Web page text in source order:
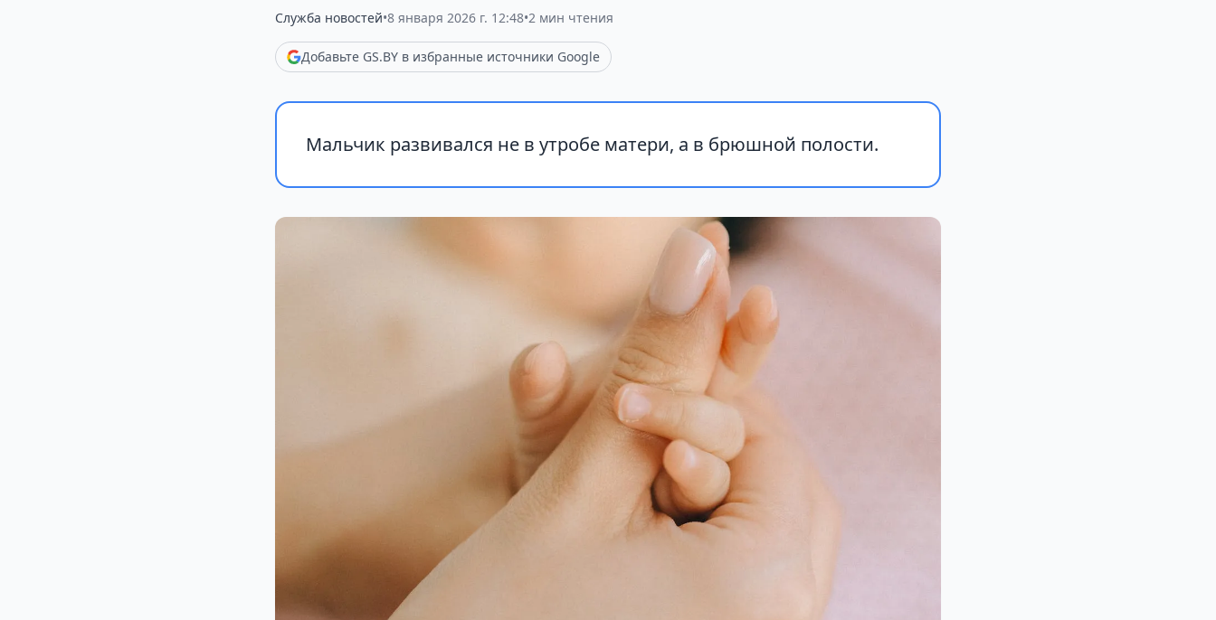
Служба новостей•8 января 2026 г. 12:48•2 мин чтения
Добавьте GS.BY в избранные источники Google
Мальчик развивался не в утробе матери, а в брюшной полости.